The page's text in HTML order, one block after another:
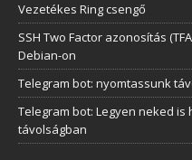
Vezetékes Ring csengő
SSH Two Factor azonosítás
Debian-on
Telegram bot: nyomtassunk
Telegram bot: Legyen neked
távolságban